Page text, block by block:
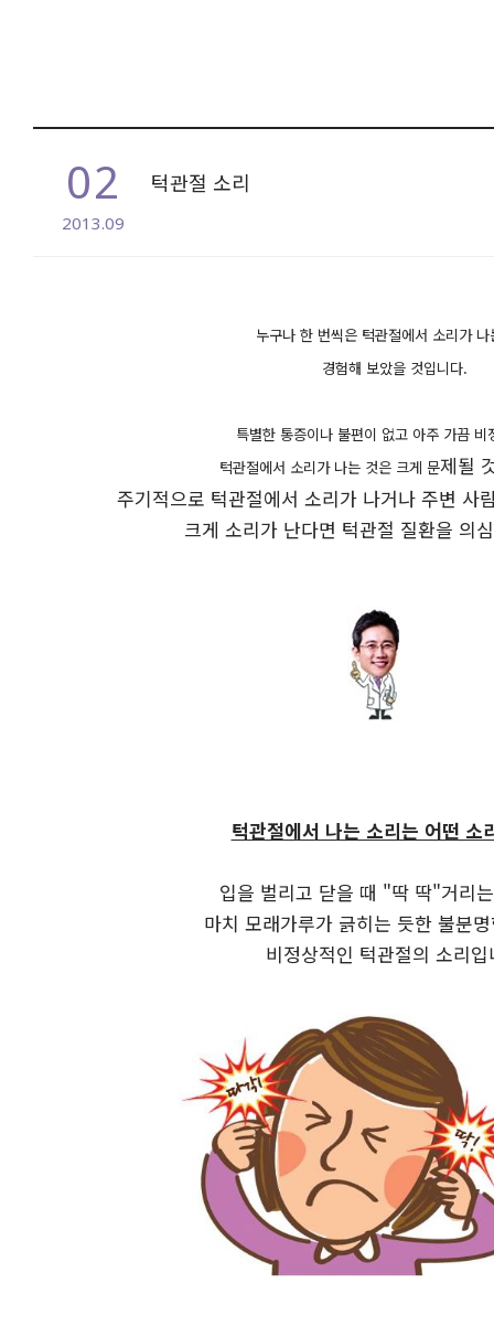
02
2013.09
턱관절 소리
본문
누구나 한 번씩은 턱관절에서 소리가 나
경험해 보았을 것입니다.
특별한 통증이나 불편이 없고 아주 가끔 비
턱관절에서 소리가 나는 것은 크게 문제될
주기적으로 턱관절에서 소리가 나거나 주변 사
크게 소리가 난다면 턱관절 질환을 의
턱관절에서 나는 소리는 어떤 소
입을 벌리고 닫을 때 "딱 딱"거리
마치 모래가루가 긁히는 듯한 불분
비정상적인 턱관절의 소리입